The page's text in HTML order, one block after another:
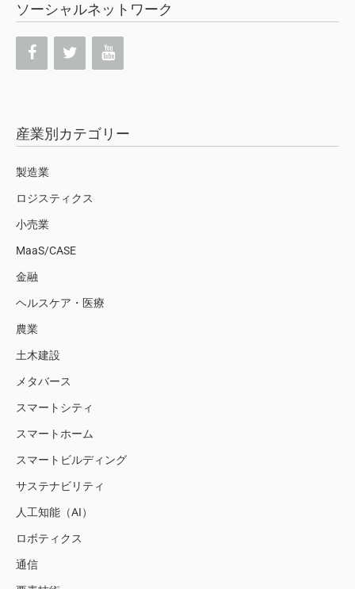
ソーシャルネットワーク
産業別カテゴリー
製造業
ロジスティクス
小売業
MaaS/CASE
金融
ヘルスケア・医療
農業
土木建設
メタバース
スマートシティ
スマートホーム
スマートビルディング
サステナビリティ
人工知能（AI）
ロボティクス
通信